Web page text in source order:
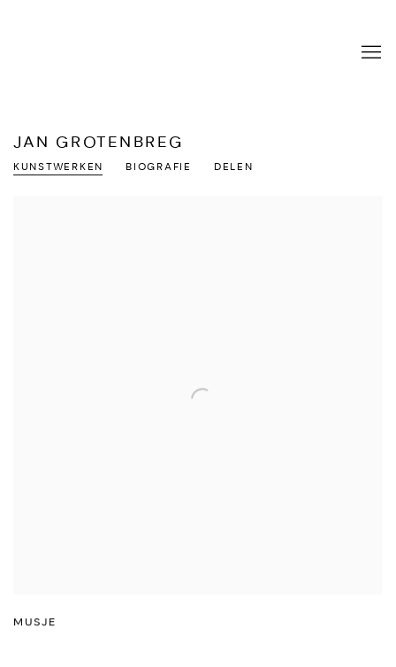
JAN GROTENBREG
KUNSTWERKEN BIOGRAFIE DELEN
MUSJE